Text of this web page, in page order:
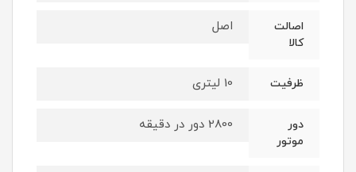
اصالت
کالا
اصل
ظرفیت 10 لیتری
دور
موتور
2800 دور در دقیقه